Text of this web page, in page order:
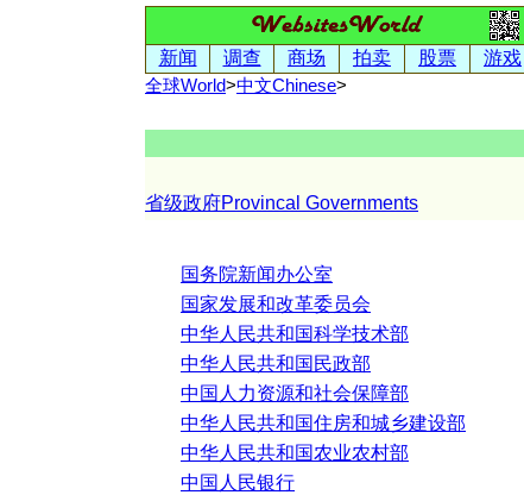
新闻 调查 商场 拍卖 股票 游戏
全球World>中文Chinese>
省级政府Provincal Governments
国务院新闻办公室
国家发展和改革委员会
中华人民共和国科学技术部
中华人民共和国民政部
中国人力资源和社会保障部
中华人民共和国住房和城乡建设部
中华人民共和国农业农村部
中国人民银行